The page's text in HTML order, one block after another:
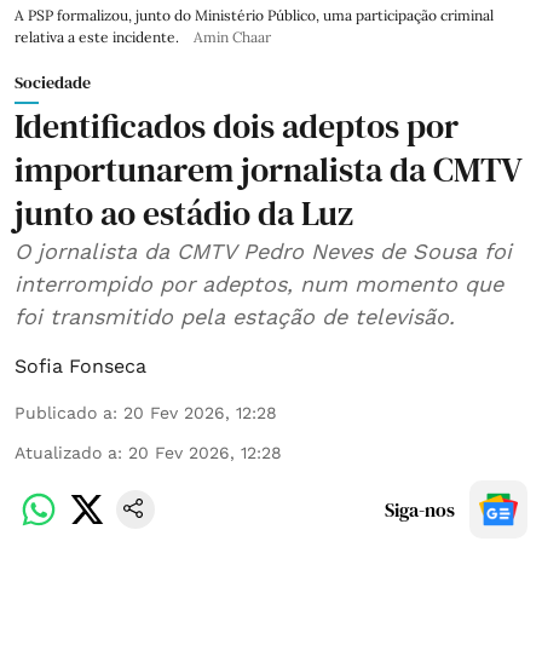
A PSP formalizou, junto do Ministério Público, uma participação criminal
relativa a este incidente.
Amin Chaar
Sociedade
Identificados dois adeptos por
importunarem jornalista da CMTV
junto ao estádio da Luz
O jornalista da CMTV Pedro Neves de Sousa foi
interrompido por adeptos, num momento que
foi transmitido pela estação de televisão.
Sofia Fonseca
Publicado a: 20 Fev 2026, 12:28
Atualizado a: 20 Fev 2026, 12:28
Siga-nos